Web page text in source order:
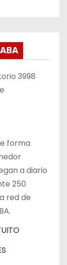
3998
forma
a diario
250
red de